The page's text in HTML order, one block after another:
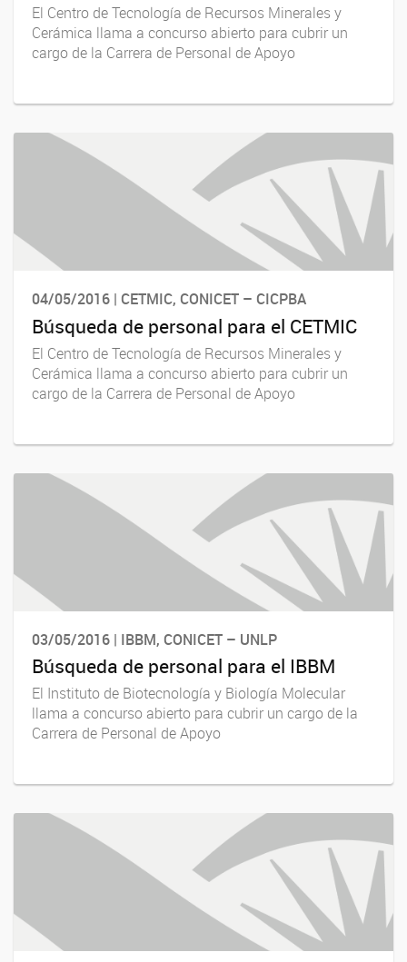
El Centro de Tecnología de Recursos Minerales y
Cerámica llama a concurso abierto para cubrir un
cargo de la Carrera de Personal de Apoyo
04/05/2016 | CETMIC, CONICET – CICPBA
Búsqueda de personal para el CETMIC
El Centro de Tecnología de Recursos Minerales y
Cerámica llama a concurso abierto para cubrir un
cargo de la Carrera de Personal de Apoyo
03/05/2016 | IBBM, CONICET – UNLP
Búsqueda de personal para el IBBM
El Instituto de Biotecnología y Biología Molecular
llama a concurso abierto para cubrir un cargo de la
Carrera de Personal de Apoyo